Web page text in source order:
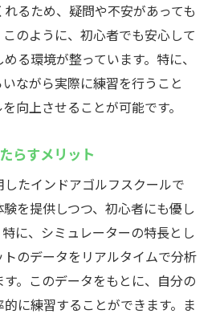
るため、疑問や不安があっても
のように、初心者でも安心して
る環境が整っています。特に、
ながら実際に練習を行うこと
向上させることが可能です。
らすメリット
たインドアゴルフスクールで
を提供しつつ、初心者にも優し
に、シミュレーターの特長とし
のデータをリアルタイムで分析
。このデータをもとに、自分の
に練習することができます。ま